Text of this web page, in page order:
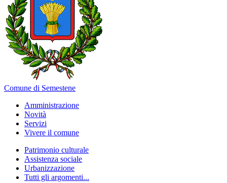
Comune di Semestene
Amministrazione
Novità
Servizi
Vivere il comune
Patrimonio culturale
Assistenza sociale
Urbanizzazione
Tutti gli argomenti...